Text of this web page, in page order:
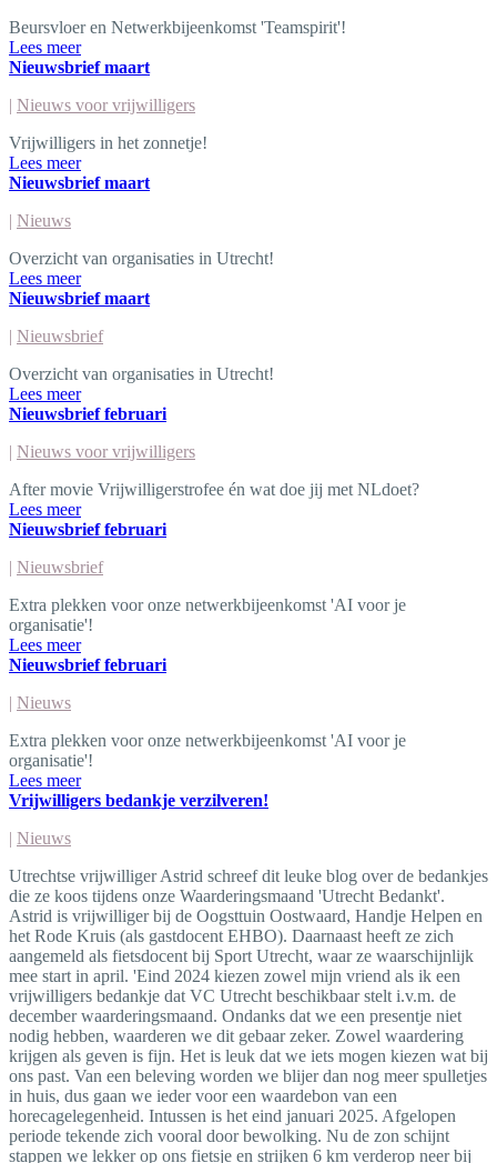
Beursvloer en Netwerkbijeenkomst 'Teamspirit'!
Lees meer
Nieuwsbrief maart
| Nieuws voor vrijwilligers
Vrijwilligers in het zonnetje!
Lees meer
Nieuwsbrief maart
| Nieuws
Overzicht van organisaties in Utrecht!
Lees meer
Nieuwsbrief maart
| Nieuwsbrief
Overzicht van organisaties in Utrecht!
Lees meer
Nieuwsbrief februari
| Nieuws voor vrijwilligers
After movie Vrijwilligerstrofee én wat doe jij met NLdoet?
Lees meer
Nieuwsbrief februari
| Nieuwsbrief
Extra plekken voor onze netwerkbijeenkomst 'AI voor je
organisatie'!
Lees meer
Nieuwsbrief februari
| Nieuws
Extra plekken voor onze netwerkbijeenkomst 'AI voor je
organisatie'!
Lees meer
Vrijwilligers bedankje verzilveren!
| Nieuws
Utrechtse vrijwilliger Astrid schreef dit leuke blog over de bedankjes
die ze koos tijdens onze Waarderingsmaand 'Utrecht Bedankt'.
Astrid is vrijwilliger bij de Oogsttuin Oostwaard, Handje Helpen en
het Rode Kruis (als gastdocent EHBO). Daarnaast heeft ze zich
aangemeld als fietsdocent bij Sport Utrecht, waar ze waarschijnlijk
mee start in april. 'Eind 2024 kiezen zowel mijn vriend als ik een
vrijwilligers bedankje dat VC Utrecht beschikbaar stelt i.v.m. de
december waarderingsmaand. Ondanks dat we een presentje niet
nodig hebben, waarderen we dit gebaar zeker. Zowel waardering
krijgen als geven is fijn. Het is leuk dat we iets mogen kiezen wat bij
ons past. Van een beleving worden we blijer dan nog meer spulletjes
in huis, dus gaan we ieder voor een waardebon van een
horecagelegenheid. Intussen is het eind januari 2025. Afgelopen
periode tekende zich vooral door bewolking. Nu de zon schijnt
stappen we lekker op ons fietsje en strijken 6 km verderop neer bij